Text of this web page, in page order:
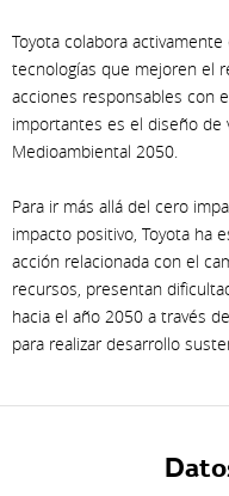
Toyota colabora
tecnologías que mejoren el
acciones responsables con
importantes es el diseño de
Medioambiental 2050.
Para ir más allá del cero
impacto positivo, Toyota ha
acción relacionada con el
recursos, presentan
hacia el año 2050 a través
para realizar desarrollo